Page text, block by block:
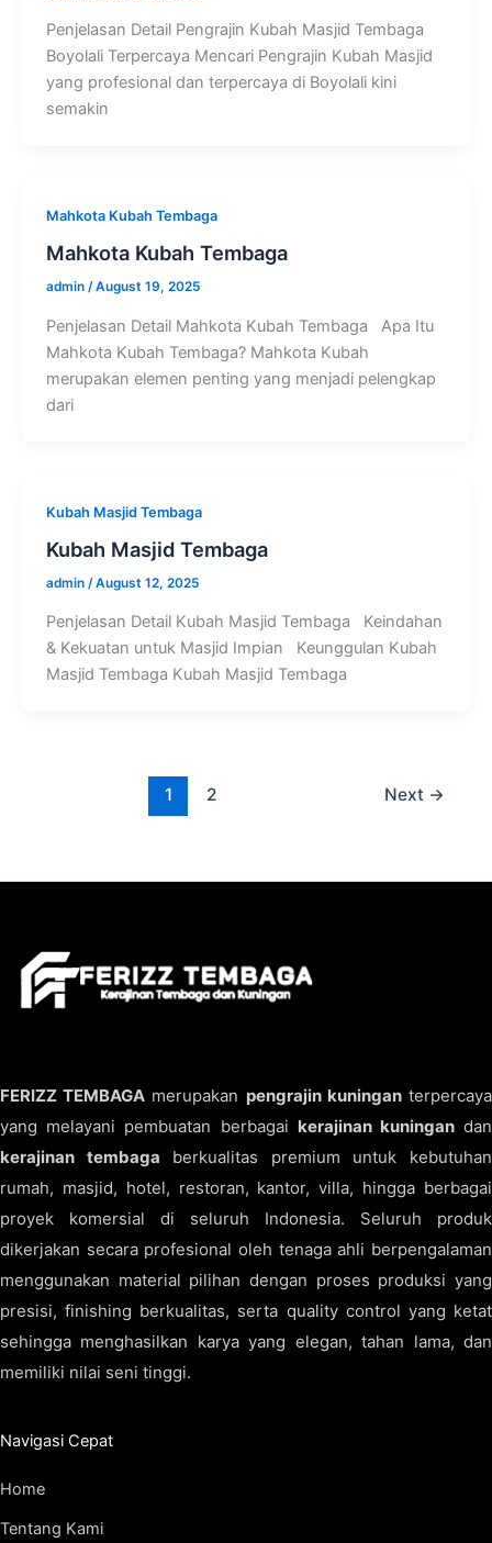
Penjelasan Detail Pengrajin Kubah Masjid Tembaga
Boyolali Terpercaya Mencari Pengrajin Kubah Masjid
yang profesional dan terpercaya di Boyolali kini
semakin
Mahkota Kubah Tembaga
Mahkota Kubah Tembaga
admin /August 19, 2025
Penjelasan Detail Mahkota Kubah Tembaga Apa Itu
Mahkota Kubah Tembaga? Mahkota Kubah
merupakan elemen penting yang menjadi pelengkap
dari
Kubah Masjid Tembaga
Kubah Masjid Tembaga
admin /August 12, 2025
Penjelasan Detail Kubah Masjid Tembaga Keindahan
& Kekuatan untuk Masjid Impian Keunggulan Kubah
Masjid Tembaga Kubah Masjid Tembaga
1 2 Next →
FERIZZ TEMBAGA merupakan pengrajin kuninganterpercaya
yang melayani pembuatan berbagai kerajinan kuningandan
kerajinan tembaga berkualitas premium untuk kebutuhan
rumah, masjid, hotel, restoran, kantor, villa, hingga berbagai
proyek komersial di seluruh Indonesia. Seluruh produk
dikerjakan secara profesional oleh tenaga ahli berpengalaman
menggunakan material pilihan dengan proses produksi yang
presisi, finishing berkualitas, serta quality control yang ketat
sehingga menghasilkan karya yang elegan, tahan lama, dan
memiliki nilai seni tinggi.
Navigasi Cepat
Home
Tentang Kami